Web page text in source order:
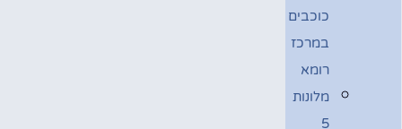
כוכבים
במרכז
רומא
מלונות
5